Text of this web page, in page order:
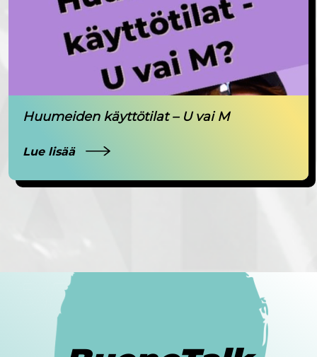
Huumeiden käyttötilat – U vai M
Lue lisää